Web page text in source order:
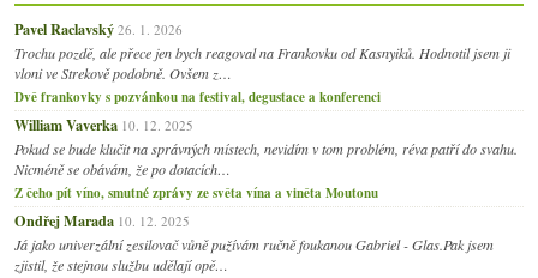
Pavel Raclavský 26. 1. 2026
Trochu pozdě, ale přece jen bych reagoval na Frankovku od Kasnyiků. Hodnotil jsem ji
vloni ve Strekově podobně. Ovšem z…
Dvě frankovky s pozvánkou na festival, degustace a konferenci
William Vaverka 10. 12. 2025
Pokud se bude klučit na správných místech, nevidím v tom problém, réva patří do svahu.
Nicméně se obávám, že po dotacích…
Z čeho pít víno, smutné zprávy ze světa vína a viněta Moutonu
Ondřej Marada 10. 12. 2025
Já jako univerzální zesilovač vůně pužívám ručně foukanou Gabriel - Glas.Pak jsem
zjistil, že stejnou službu udělají opě…